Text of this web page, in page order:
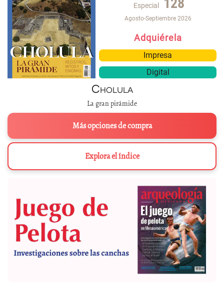
Especial
Agosto-Septiembre 2026
Adquiérela
Impresa
Digital
Cholula
La gran pirámide
Más opciones de compra
Explora el índice